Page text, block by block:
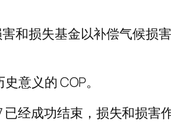
和损失基金以补偿气候损
意义的 COP。
经成功结束，损失和损害